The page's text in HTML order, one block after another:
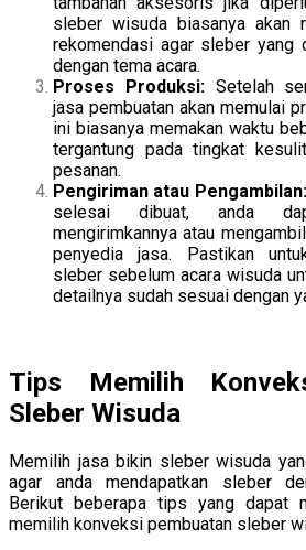
sleber wisuda biasanya akan
rekomendasi agar sleber yang
dengan tema acara.
Proses Produksi:Setelah
jasa pembuatan akan memulai
ini biasanya memakan waktu
tergantung pada tingkat
pesanan.
Pengiriman atau Pengambilan:
selesai dibuat, anda
mengirimkannya atau
penyedia jasa. Pastikan
sleber sebelum acara wisuda
detailnya sudah sesuai dengan
Tips Memilih
Sleber Wisuda
Memilih jasa bikin sleber wisuda
agar anda mendapatkan sleber
Berikut beberapa tips yang dapat
memilih konveksi pembuatan sleber